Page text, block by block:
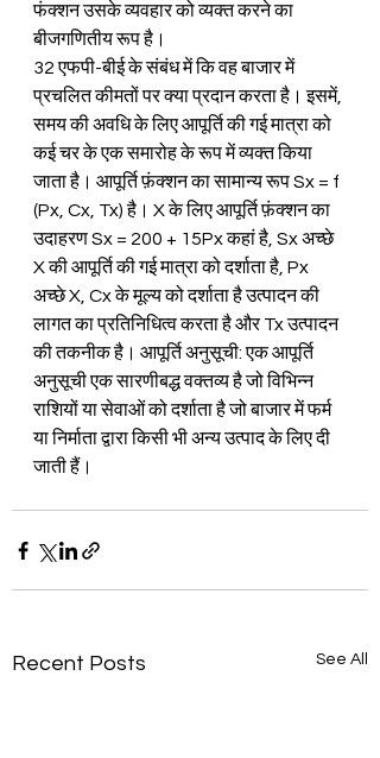
फंक्शन उसके व्यवहार को व्यक्त करने का
बीजगणितीय रूप है।
32 एफपी-बीई के संबंध में कि वह बाजार में
प्रचलित कीमतों पर क्या प्रदान करता है। इसमें,
समय की अवधि के लिए आपूर्ति की गई मात्रा को
कई चर के एक समारोह के रूप में व्यक्त किया
जाता है। आपूर्ति फ़ंक्शन का सामान्य रूप Sx = f
(Px, Cx, Tx) है। X के लिए आपूर्ति फ़ंक्शन का
उदाहरण Sx = 200 + 15Px कहां है, Sx अच्छे
X की आपूर्ति की गई मात्रा को दर्शाता है, Px
अच्छे X, Cx के मूल्य को दर्शाता है उत्पादन की
लागत का प्रतिनिधित्व करता है और Tx उत्पादन
की तकनीक है। आपूर्ति अनुसूची: एक आपूर्ति
अनुसूची एक सारणीबद्ध वक्तव्य है जो विभिन्न
राशियों या सेवाओं को दर्शाता है जो बाजार में फर्म
या निर्माता द्वारा किसी भी अन्य उत्पाद के लिए दी
जाती हैं।
Recent Posts See All